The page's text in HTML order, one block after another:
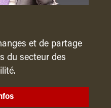
et de partage
du secteur des